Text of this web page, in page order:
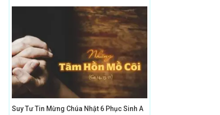
Suy Tư Tin Mừng Chúa Nhật 6 Phục Sinh A